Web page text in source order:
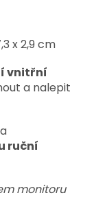
x 2,9 cm
vnitřní
a nalepit
ruční
monitoru